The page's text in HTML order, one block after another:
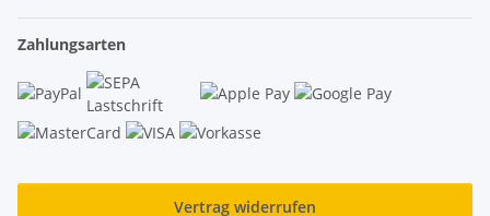
Zahlungsarten
Vertrag widerrufen